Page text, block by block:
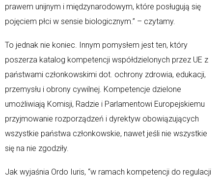
prawem unijnym i międzynarodowym, które posługują się
pojęciem płci w sensie biologicznym.” – czytamy.
To jednak nie koniec. Innym pomysłem jest ten, który
poszerza katalog kompetencji współdzielonych przez UE z
państwami członkowskimi dot. ochrony zdrowia, edukacji,
przemysłu i obrony cywilnej. Kompetencje dzielone
umożliwiają Komisji, Radzie i Parlamentowi Europejskiemu
przyjmowanie rozporządzeń i dyrektyw obowiązujących
wszystkie państwa członkowskie, nawet jeśli nie wszystkie
się na nie zgodziły.
Jak wyjaśnia Ordo Iuris, “w ramach kompetencji do regulacji